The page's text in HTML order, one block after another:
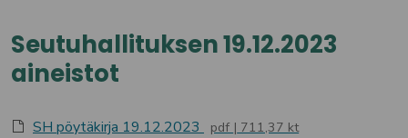
Seutuhallituksen 19.12.2023
aineistot
SH pöytäkirja 19.12.2023 pdf 711,37 kt